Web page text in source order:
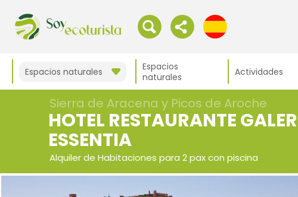
Espacios naturales
Espacios
naturales
Actividades
Sierra de Aracena y Picos de Aroche
HOTEL RESTAURANTE
ESSENTIA
Alquiler de Habitaciones para 2 pax con piscina